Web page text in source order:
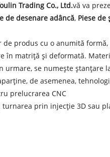
Trading Co., Ltd.vă va
de desenare adâncă, Piese de
produs cu o anumită
în matriță și deformată.
se numește
de asemenea,
prelucrarea CNC
prin injecție 3D sau